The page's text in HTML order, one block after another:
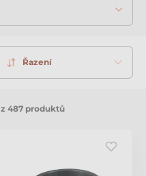
Řazení
487 produktů